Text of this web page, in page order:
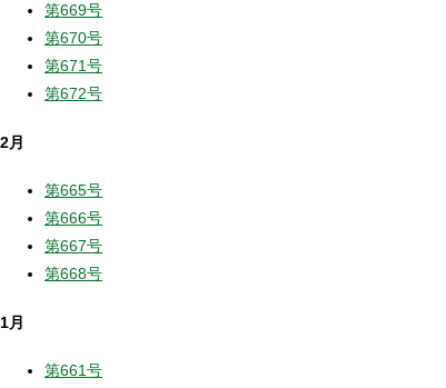
第669号
第670号
第671号
第672号
2月
第665号
第666号
第667号
第668号
1月
第661号